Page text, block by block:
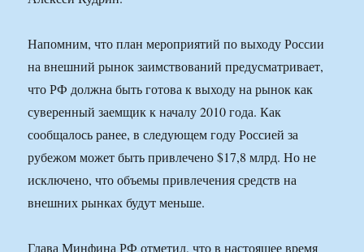
Напомним, что план мероприятий по выходу России
на внешний рынок заимствований предусматривает,
что РФ должна быть готова к выходу на рынок как
суверенный заемщик к началу 2010 года. Как
сообщалось ранее, в следующем году Россией за
рубежом может быть привлечено $17,8 млрд. Но не
исключено, что объемы привлечения средств на
внешних рынках будут меньше.
Глава Минфина РФ отметил, что в настоящее время